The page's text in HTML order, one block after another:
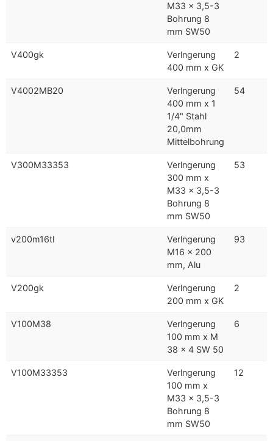
M33 x 3,5-3
Bohrung 8
mm SW50
V400gk
Verlngerung
400 mm x GK
2
V4002MB20
Verlngerung
400 mm x 1
1/4" Stahl
20,0mm
Mittelbohrung
54
V300M33353
Verlngerung
300 mm x
M33 x 3,5-3
Bohrung 8
mm SW50
53
v200m16tl
Verlngerung
M16 x 200
mm, Alu
93
V200gk
Verlngerung
200 mm x GK
2
V100M38
Verlngerung
100 mm x M
38 x 4 SW 50
6
V100M33353
Verlngerung
100 mm x
M33 x 3,5-3
Bohrung 8
mm SW50
12